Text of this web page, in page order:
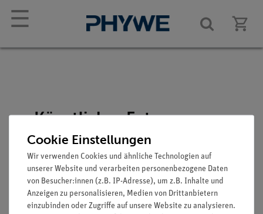
☰
Künstlicher Fetus-
Schädel
Artikel-Nr.: SOM-QS-3/3
Cookie Einstellungen
Wir verwenden Cookies und ähnliche Technologien auf
unserer Website und verarbeiten personenbezogene Daten
von Besucher:innen (z.B. IP-Adresse), um z.B. Inhalte und
Anzeigen zu personalisieren, Medien von Drittanbietern
einzubinden oder Zugriffe auf unsere Website zu analysieren.